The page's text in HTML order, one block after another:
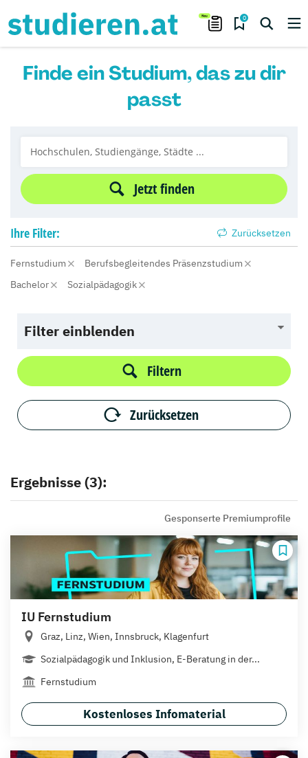
0
Finde ein Studium, das zu dir
passt
Jetzt finden
Ihre Filter: Zurücksetzen
Fernstudium
Berufsbegleitendes Präsenzstudium
Bachelor
Sozialpädagogik
Filter einblenden
Filtern
Zurücksetzen
Ergebnisse (3):
Gesponserte Premiumprofile
IU Fernstudium
Graz, Linz, Wien, Innsbruck, Klagenfurt
Sozialpädagogik und Inklusion, E-Beratung in der...
Fernstudium
Kostenloses Infomaterial